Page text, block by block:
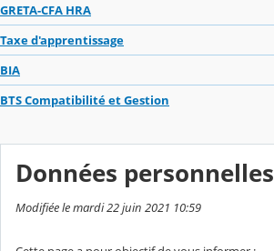
GRETA-CFA HRA
Taxe d'apprentissage
BIA
BTS Compatibilité et Gestion
Données personnelles
Modifiée le mardi 22 juin 2021 10:59